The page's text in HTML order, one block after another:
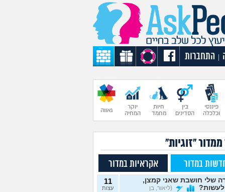
התחברות
פיננסי
וכלכלה
בין
הסדינים
חיות
מחמד
יוקר
המחיה
גאווה
ממדור "זוגיות"
במדור אקראיות במדור
שלי חושבת שאני קמצן,
(ליאור, בן
11
עצות